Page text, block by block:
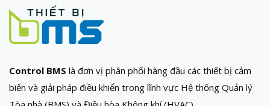
Control BMS là đơn vị phân phối hàng đầu các thiết bị cảm
biến và giải pháp điều khiển trong lĩnh vực Hệ thống Quản lý